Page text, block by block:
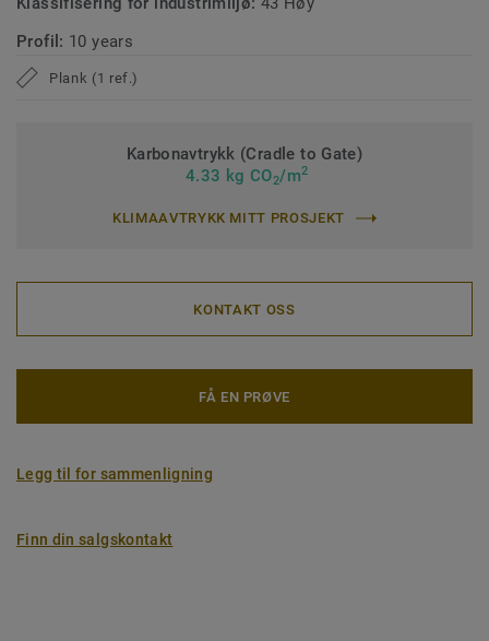
Profil: 10 years
Plank (1 ref.)
Karbonavtrykk (Cradle to Gate)
4.33 kg CO2/m2
KLIMAAVTRYKK MITT PROSJEKT
KONTAKT OSS
FÅ EN PRØVE
Legg til for sammenligning
Finn din salgskontakt